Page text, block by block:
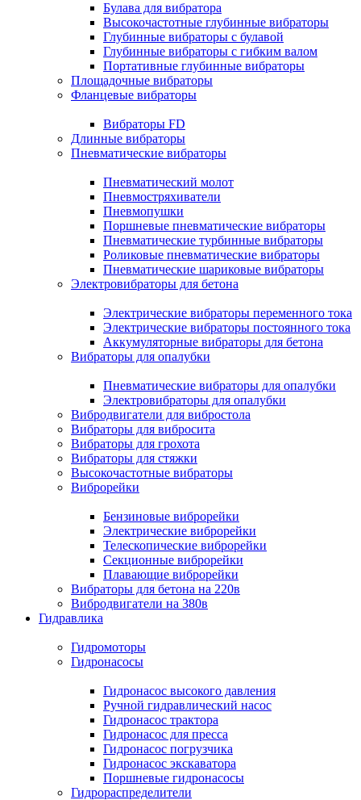
Булава для вибратора
Высокочастотные глубинные вибраторы
Глубинные вибраторы с булавой
Глубинные вибраторы с гибким валом
Портативные глубинные вибраторы
Площадочные вибраторы
Фланцевые вибраторы
Вибраторы FD
Длинные вибраторы
Пневматические вибраторы
Пневматический молот
Пневмостряхиватели
Пневмопушки
Поршневые пневматические вибраторы
Пневматические турбинные вибраторы
Роликовые пневматические вибраторы
Пневматические шариковые вибраторы
Электровибраторы для бетона
Электрические вибраторы переменного тока
Электрические вибраторы постоянного тока
Аккумуляторные вибраторы для бетона
Вибраторы для опалубки
Пневматические вибраторы для опалубки
Электровибраторы для опалубки
Вибродвигатели для вибростола
Вибраторы для вибросита
Вибраторы для грохота
Вибраторы для стяжки
Высокочастотные вибраторы
Виброрейки
Бензиновые виброрейки
Электрические виброрейки
Телескопические виброрейки
Секционные виброрейки
Плавающие виброрейки
Вибраторы для бетона на 220в
Вибродвигатели на 380в
Гидравлика
Гидромоторы
Гидронасосы
Гидронасос высокого давления
Ручной гидравлический насос
Гидронасос трактора
Гидронасос для пресса
Гидронасос погрузчика
Гидронасос экскаватора
Поршневые гидронасосы
Гидрораспределители